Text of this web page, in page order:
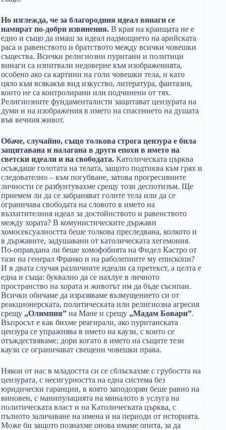
Но изглежда, че за благородния идеал винаги се
намират по-добри извинения. В края на краищата не е
едно и също да имаш за идеал надмощието на арийската
раса и равенството и братството между всички човешки
същества. Всички религиозни пуритани и политици
винаги са изпитвали недоверие към изображенията,
особено ако са картини на голи човешки тела, и като
цяло към всякакъв вид изкуство, литература, фантазия,
които не са контролирани или подчинени от тях.
Религиозните фундаменталисти защитават цензурата на
думи и на изображения в името на спасението на душата
във вечния живот.
Обаче, случайно, също толкова строга цензура е била
защитавана и налагана в други епохи в името на
светски идеали и на свободата. Католическата църква
осъждаше голотата на телата, защото подтиква към грях и
следователно – към погубване, затова прогресивните
личности се разбунтувахме срещу този деспотизъм. Ще
приемем ли да се забраняват голите тела или да се
ограничава свободата на словото в името на
възхитителния идеал за достойнството и равенството
между хората? В комунистическите държави
хомосексуалността беше толкова преследвана, колкото и
в държавите, задушавани от католическата хегемония.
По-оправдана ли беше хомофобията на Фидел Кастро от
тази на генерал Франко и на раболепните му епископи?
И в двата случая различните идеали са претекст, а целта е
една и съща: буквално да се нахлуе в личното
пространство на хората и животът им да бъде съсипан.
Всички обичаме да изразяваме възмущението си от
реакционерската, политическата или религиозна агресия
срещу „Олимпия” на Мане и срещу „Мадам Бовари”.
Въпросът е как бихме реагирали, ако пуританската
цензура се упражнява в името на каузи, с които се
отъждествяваме; дори когато в името на същите тези
каузи се ограничават свещени човешки права.
Някои от нас в младостта си се сблъскахме с грубостта на
цензурата, с несигурността на една система без
юридически гаранции, в която заподозрян беше равно на
виновен, с манипулацията на миналото в услуга на
политическата власт и на Католическата църква, с
пълното заличаване на имена и на периоди от историята.
Може би защото познахме онова имаме опита, за да